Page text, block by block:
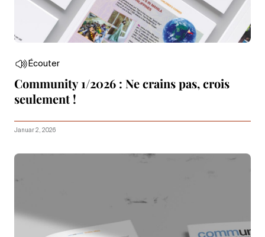
Écouter
Community 1/2026 : Ne crains pas, crois
seulement !
Januar 2, 2026